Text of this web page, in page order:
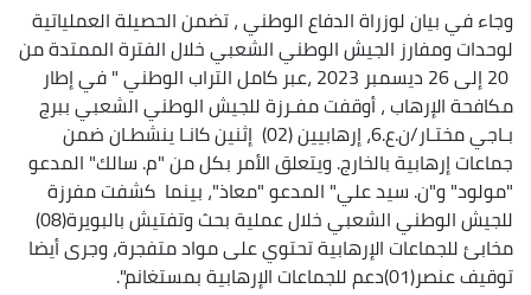
وجاء في بيان لوزراة الدفاع الوطني ، تضمن الحصيلة العملياتية
لوحدات ومفارز الجيش الوطني الشعبي خلال الفترة الممتدة من
20 إلى 26 ديسمبر 2023 ،عبر كامل التراب الوطني " في إطار
مكافحة الإرهاب ، أوقفت مفـرزة للجيش الوطني الشعبي ببرج
بـاجي مختـار/ن.ع.6، إرهابيين (02) إثنين كانـا ينشطـان ضمن
جماعات إرهابية بالخارج. ويتعلق الأمر بكل من "م. سالك" المدعو
"مولود" و"ن. سيد علي" المدعو "معاذ"، بينما كشفت مفرزة
للجيش الوطني الشعبي خلال عملية بحث وتفتيش بالبويرة(08)
مخابئ للجماعات الإرهابية تحتوي على مواد متفجرة، وجرى أيضا
توقيف عنصر(01)دعم للجماعات الإرهابية بمستغانم".